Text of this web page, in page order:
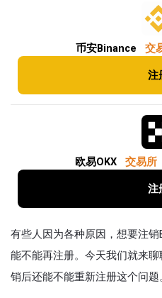
币安Binance 交
注
欧易OKX 交易所
注
有些人因为各种原因，想要注
能不能再注册。今天我们就来
销后还能不能重新注册这个问题